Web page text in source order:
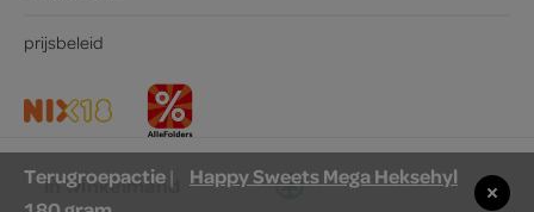
in winkelmand
prijsbeleid
Terugroepactie|
Happy Sweets Mega Heksehyl